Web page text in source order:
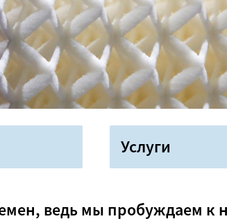
Услуги
ведь мы пробуждаем к